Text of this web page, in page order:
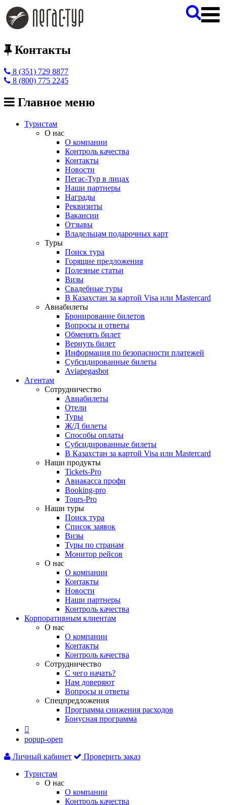
Контакты
8 (351) 729 8877
8 (800) 775 2245
Главное меню
Туристам
О нас
О компании
Контроль качества
Контакты
Новости
Пегас-Тур в лицах
Наши партнеры
Награды
Реквизиты
Вакансии
Отзывы
Владельцам подарочных карт
Туры
Поиск тура
Горящие предложения
Полезные статьи
Визы
Свадебные туры
В Казахстан за картой Visa или Masterсard
Авиабилеты
Бронирование билетов
Вопросы и ответы
Обменять билет
Вернуть билет
Информация по безопасности платежей
Субсидированные билеты
Aviapegasbot
Агентам
Сотрудничество
Авиабилеты
Отели
Туры
Ж/Д билеты
Способы оплаты
Субсидированные билеты
В Казахстан за картой Visa или Masterсard
Наши продукты
Tickets-Pro
Авиакасса профи
Booking-pro
Tours-Pro
Наши туры
Поиск тура
Список заявок
Визы
Туры по странам
Монитор рейсов
О нас
О компании
Контакты
Новости
Наши партнеры
Контроль качества
Корпоративным клиентам
О нас
О компании
Контакты
Контроль качества
Сотрудничество
С чего начать?
Нам доверяют
Вопросы и ответы
Спецпредложения
Программа снижения расходов
Бонусная программа

popup-open
Личный кабинет
Проверить заказ
Туристам
О нас
О компании
Контроль качества